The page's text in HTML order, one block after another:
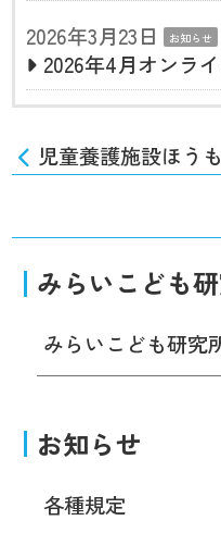
2026年3月23日
お知らせ
2026年4月オンラ
児童養護施設ほう
みらいこども
みらいこども研究
お知らせ
各種規定